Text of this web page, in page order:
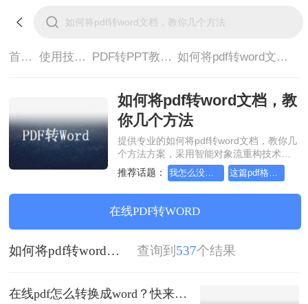
首页> 使用技巧> PDF转PPT教程> 如何将pdf转word文档，教你几个方法
如何将pdf转word文档，教
你几个方法
提供专业的如何将pdf转word文档，教你几
个方法方案，采用智能对象流重构技术，
确保文档1:1高保真还原且排版不乱码。支
持一键批量处理，全链路 SSL 加密保障隐
私安全。助您快速实现如何将pdf转word文
档，教你几个方法，无需安装，高效办
公。
推荐话题： 我怎么没早点发现这篇pdf格式转ppt教程
在线PDF转WORD
如何将pdf转word文档，教你几个方法 查询到 537个结果
在线pdf怎么转换成word？快来看这篇教程！